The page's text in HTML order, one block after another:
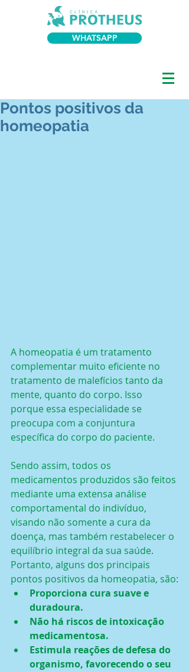
WHATSAPP
Pontos positivos da
homeopatia
A homeopatia é um tratamento
complementar muito eficiente no
tratamento de malefícios tanto da
mente, quanto do corpo. Isso
porque essa especialidade se
preocupa com a conjuntura
específica do corpo do paciente.
Sendo assim, todos os
medicamentos produzidos são feitos
mediante uma extensa análise
comportamental do indivíduo,
visando não somente a cura da
doença, mas também restabelecer o
equilíbrio integral da sua saúde.
Portanto, alguns dos principais
pontos positivos da homeopatia, são:
Proporciona cura suave e
duradoura.
Não há riscos de intoxicação
medicamentosa.
Estimula reações de defesa do
organismo, favorecendo o seu